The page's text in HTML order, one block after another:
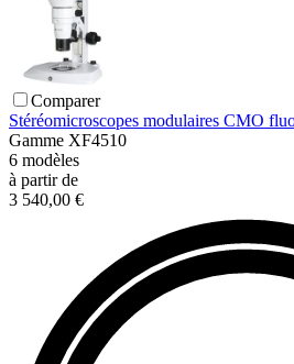
Comparer
Stéréomicroscopes modulaires CMO
Gamme XF4510
6 modèles
à partir de
3 540,00 €